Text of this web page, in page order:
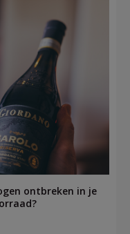
ontbreken in je